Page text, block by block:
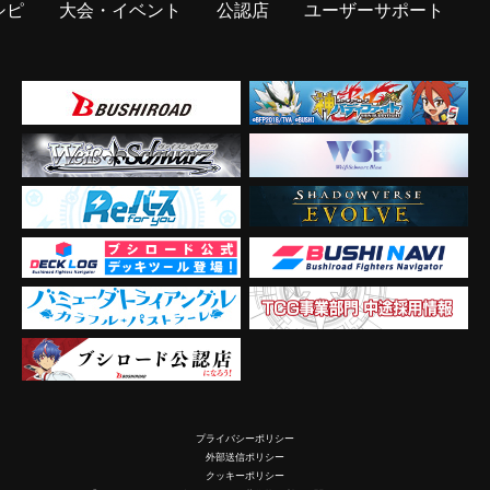
ピ 大会・イベント 公認店 ユーザーサポート
プライバシーポリシー
外部送信ポリシー
クッキーポリシー